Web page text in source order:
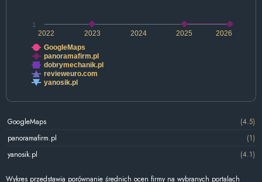
2022 2024 2026
2023 2025
1
GoogleMaps
panoramafirm.pl
dobrymechanik.pl
revieweuro.com
yanosik.pl
GoogleMaps
(4.5)
panoramafirm.pl
(1)
yanosik.pl
(4.1)
Wykres przedstawia porównanie średnich ocen firmy na wybranych portalach